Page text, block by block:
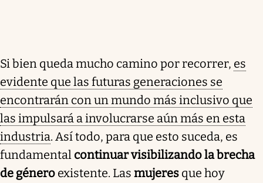
Si bien queda mucho camino por recorrer, es
evidente que las futuras generaciones se
encontrarán con un mundo más inclusivo que
las impulsará a involucrarse aún más en esta
industria. Así todo, para que esto suceda, es
fundamental continuar visibilizando la brecha
de género existente. Las mujeres que hoy